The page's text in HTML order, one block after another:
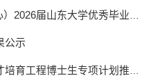
2026届山东大学优秀毕业生
公示
培育工程博士生专项计划推荐人